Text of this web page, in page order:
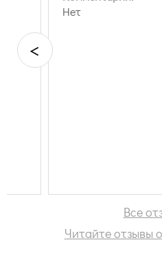
Нет
<
Все
Читайте отзывы